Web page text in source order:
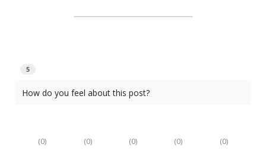
5
How do you feel about this post?
(0) (0) (0) (0) (0)